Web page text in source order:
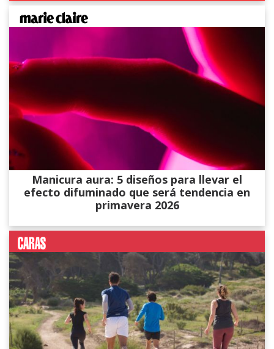
Manicura aura: 5 diseños para llevar el
efecto difuminado que será tendencia en
primavera 2026